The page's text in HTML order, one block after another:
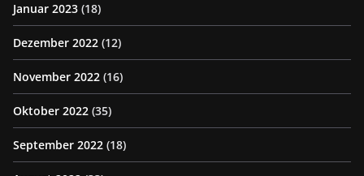
Januar 2023 (18)
Dezember 2022 (12)
November 2022 (16)
Oktober 2022 (35)
September 2022 (18)